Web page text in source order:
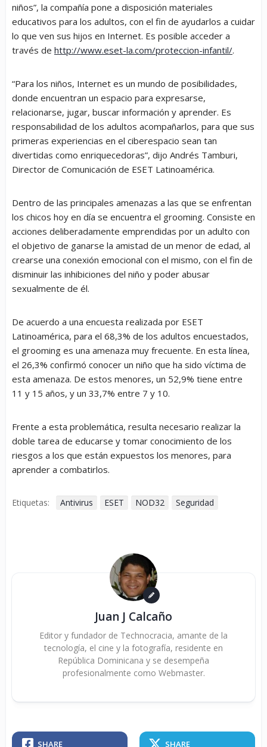
niños”, la compañía pone a disposición materiales
educativos para los adultos, con el fin de ayudarlos a cuidar
lo que ven sus hijos en Internet. Es posible acceder a
través de http://www.eset-la.com/proteccion-infantil/.
“Para los niños, Internet es un mundo de posibilidades,
donde encuentran un espacio para expresarse,
relacionarse, jugar, buscar información y aprender. Es
responsabilidad de los adultos acompañarlos, para que sus
primeras experiencias en el ciberespacio sean tan
divertidas como enriquecedoras”, dijo Andrés Tamburi,
Director de Comunicación de ESET Latinoamérica.
Dentro de las principales amenazas a las que se enfrentan
los chicos hoy en día se encuentra el grooming. Consiste en
acciones deliberadamente emprendidas por un adulto con
el objetivo de ganarse la amistad de un menor de edad, al
crearse una conexión emocional con el mismo, con el fin de
disminuir las inhibiciones del niño y poder abusar
sexualmente de él.
De acuerdo a una encuesta realizada por ESET
Latinoamérica, para el 68,3% de los adultos encuestados,
el grooming es una amenaza muy frecuente. En esta línea,
el 26,3% confirmó conocer un niño que ha sido víctima de
esta amenaza. De estos menores, un 52,9% tiene entre
11 y 15 años, y un 33,7% entre 7 y 10.
Frente a esta problemática, resulta necesario realizar la
doble tarea de educarse y tomar conocimiento de los
riesgos a los que están expuestos los menores, para
aprender a combatirlos.
Etiquetas: Antivirus ESET NOD32 Seguridad
Juan J Calcaño
Editor y fundador de Technocracia, amante de la
tecnología, el cine y la fotografía, residente en
República Dominicana y se desempeña
profesionalmente como Webmaster.
SHARE SHARE